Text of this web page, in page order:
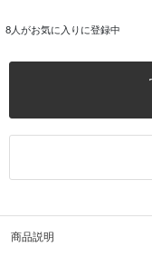
8 人がお気に入りに登録中
商品説明